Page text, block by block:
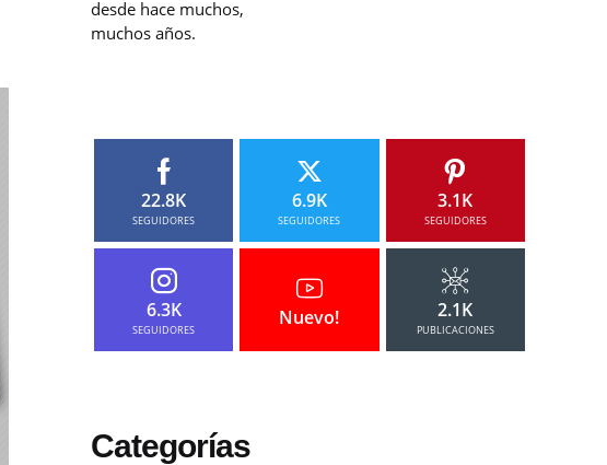
desde hace muchos,
muchos años.
22.8K
SEGUIDORES
6.9K
SEGUIDORES
3.1K
SEGUIDORES
6.3K
SEGUIDORES
Nuevo! 2.1K
PUBLICACIONES
Categorías